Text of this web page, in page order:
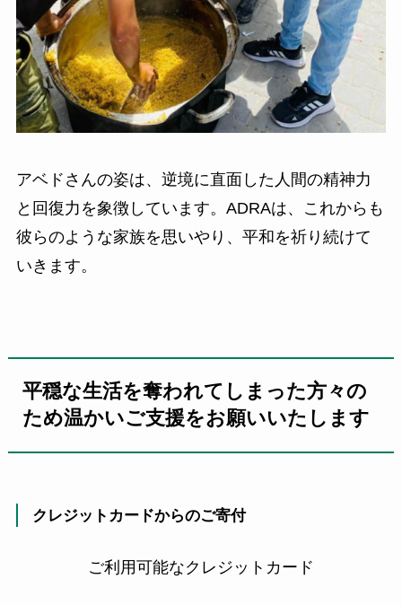
アベドさんの姿は、逆境に直面した人間の精神力
と回復力を象徴しています。ADRAは、これからも
彼らのような家族を思いやり、平和を祈り続けて
いきます。
平穏な生活を奪われてしまった方々の
ため温かいご支援をお願いいたします
クレジットカードからのご寄付
ご利用可能なクレジットカード